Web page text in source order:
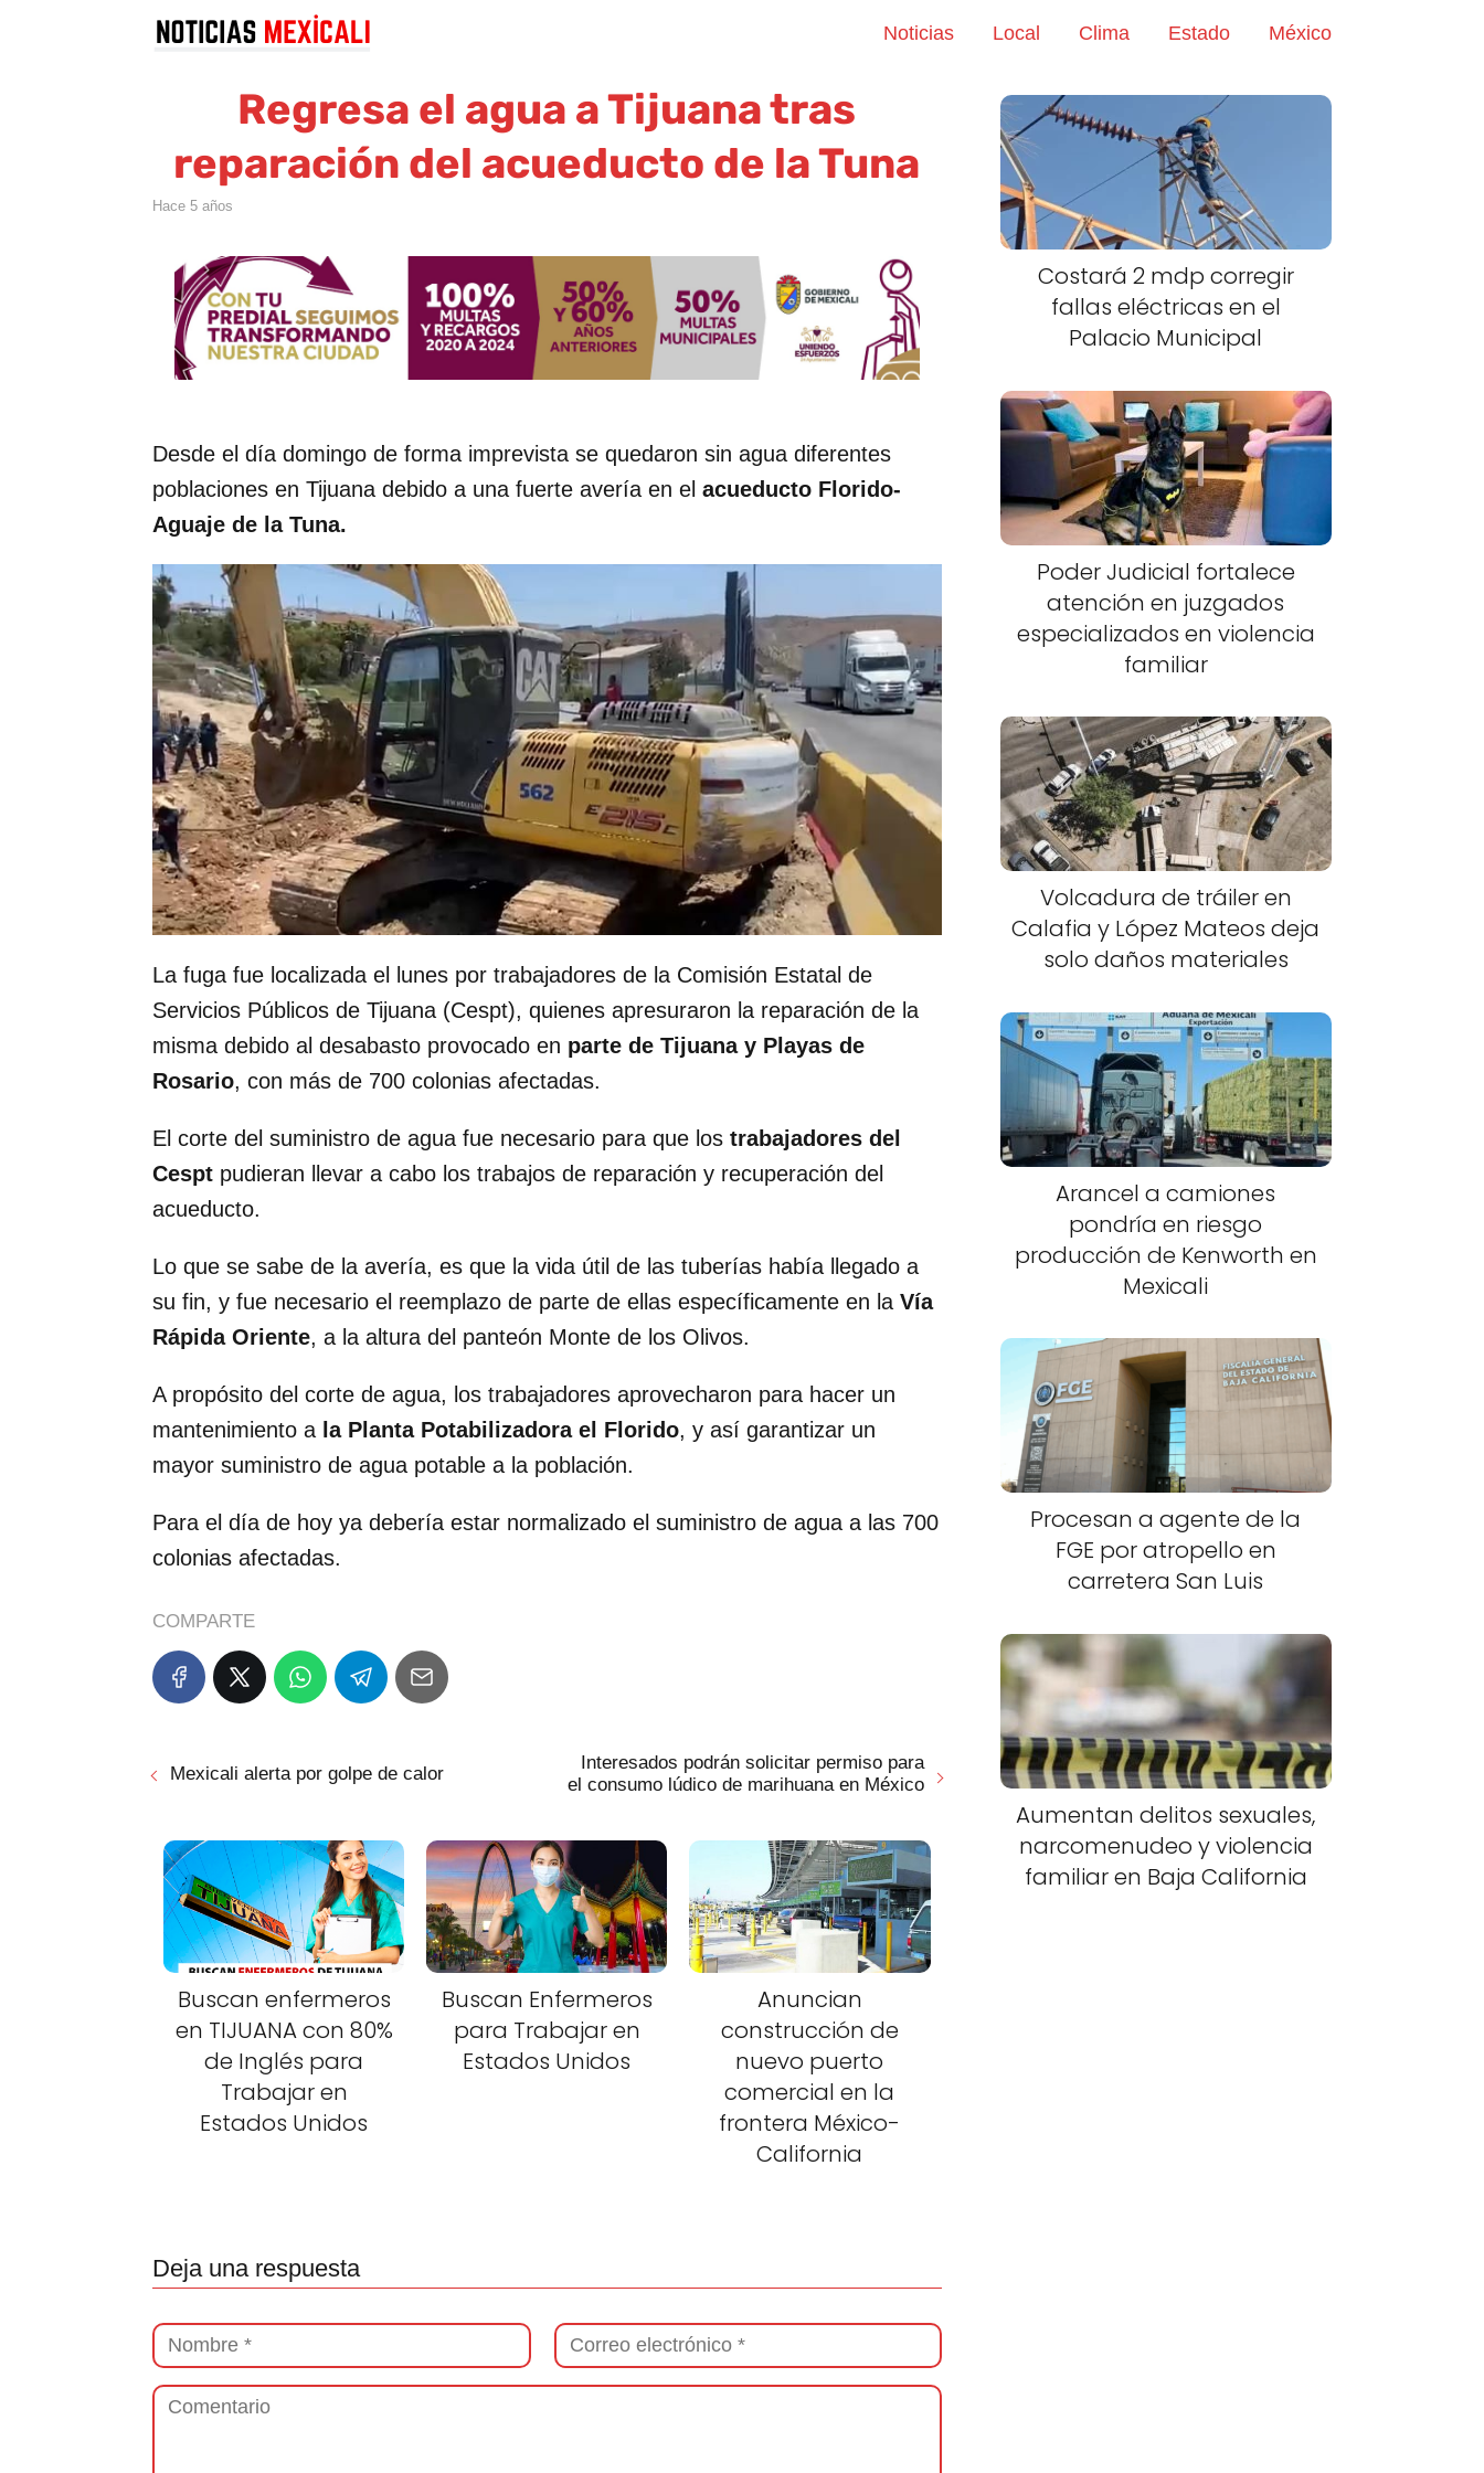
Noticias Local Clima Estado México
Regresa el agua a Tijuana tras
reparación del acueducto de la Tuna
hace 5 años
Desde el día domingo de forma imprevista se quedaron sin agua diferentes
poblaciones en Tijuana debido a una fuerte avería en el acueducto Florido-
Aguaje de la Tuna.
La fuga fue localizada el lunes por trabajadores de la Comisión Estatal de
Servicios Públicos de Tijuana (Cespt), quienes apresuraron la reparación de la
misma debido al desabasto provocado en parte de Tijuana y Playas de
Rosario, con más de 700 colonias afectadas.
El corte del suministro de agua fue necesario para que los trabajadores del
Cespt pudieran llevar a cabo los trabajos de reparación y recuperación del
acueducto.
Lo que se sabe de la avería, es que la vida útil de las tuberías había llegado a
su fin, y fue necesario el reemplazo de parte de ellas específicamente en la Vía
Rápida Oriente, a la altura del panteón Monte de los Olivos.
A propósito del corte de agua, los trabajadores aprovecharon para hacer un
mantenimiento a la Planta Potabilizadora el Florido, y así garantizar un
mayor suministro de agua potable a la población.
Para el día de hoy ya debería estar normalizado el suministro de agua a las 700
colonias afectadas.
COMPARTE
Mexicali alerta por golpe de calor
Interesados podrán solicitar permiso para
el consumo lúdico de marihuana en México
Buscan enfermeros
en TIJUANA con 80%
de Inglés para
Trabajar en
Estados Unidos
Buscan Enfermeros
para Trabajar en
Estados Unidos
Anuncian
construcción de
nuevo puerto
comercial en la
frontera México-
California
Deja una respuesta
Costará 2 mdp corregir
fallas eléctricas en el
Palacio Municipal
Poder Judicial fortalece
atención en juzgados
especializados en violencia
familiar
Volcadura de tráiler en
Calafia y López Mateos deja
solo daños materiales
Arancel a camiones
pondría en riesgo
producción de Kenworth en
Mexicali
Procesan a agente de la
FGE por atropello en
carretera San Luis
Aumentan delitos sexuales,
narcomenudeo y violencia
familiar en Baja California